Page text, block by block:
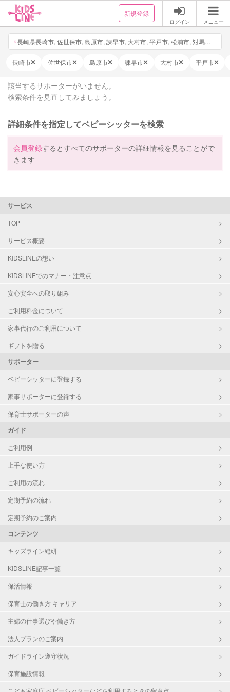
新規登録
ログイン メニュー
長崎市 佐世保市 島原市 諫早市 大村市 平戸市
該当するサポーターがいません。
検索条件を見直してみましょう。
詳細条件を指定してベビーシッターを検索
会員登録するとすべてのサポーターの詳細情報を見ることがで
きます
サービス
TOP
サービス概要
KIDSLINEの想い
KIDSLINEでのマナー・注意点
安心安全への取り組み
ご利用料金について
家事代行のご利用について
ギフトを贈る
サポーター
ベビーシッターに登録する
家事サポーターに登録する
保育士サポーターの声
ガイド
ご利用例
上手な使い方
ご利用の流れ
定期予約の流れ
定期予約のご案内
コンテンツ
キッズライン総研
KIDSLINE記事一覧
保活情報
保育士の働き方 キャリア
主婦の仕事選びや働き方
法人プランのご案内
ガイドライン遵守状況
保育施設情報